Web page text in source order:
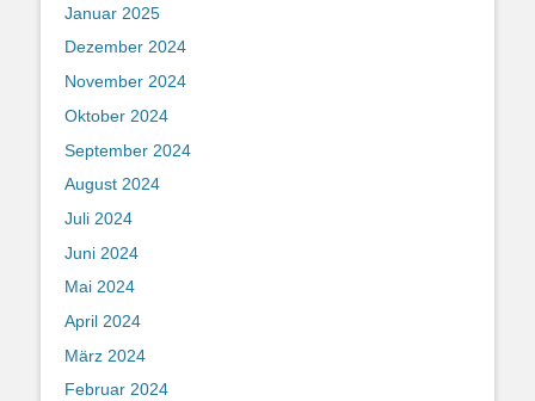
Januar 2025
Dezember 2024
November 2024
Oktober 2024
September 2024
August 2024
Juli 2024
Juni 2024
Mai 2024
April 2024
März 2024
Februar 2024